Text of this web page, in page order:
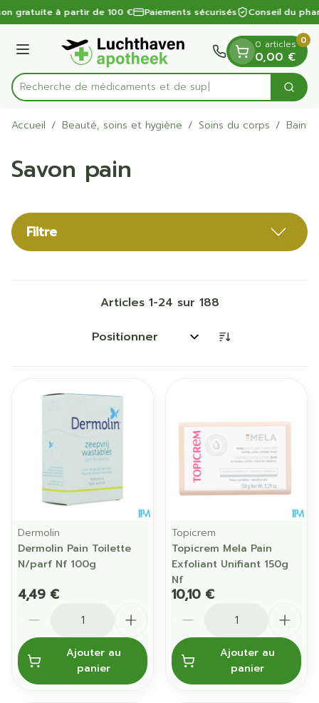
Aller au contenu
1 de 1
gratuite à partir de 100 € Paiements sécurisés Conseil du
Menu
Rechercher
Recherche de
0 articles
0,00 €
0
Accueil / Beauté, soins et hygiène / Soins du corps / Bain
Savon pain
Filtre
Articles 1-24 sur 188
Trier par:
Dermolin
Dermolin Pain Toilette
N/parf Nf 100g
4,49 €
Ajouter au
panier
Topicrem
Topicrem Mela Pain
Exfoliant Unifiant 150g
Nf
10,10 €
Ajouter au
panier